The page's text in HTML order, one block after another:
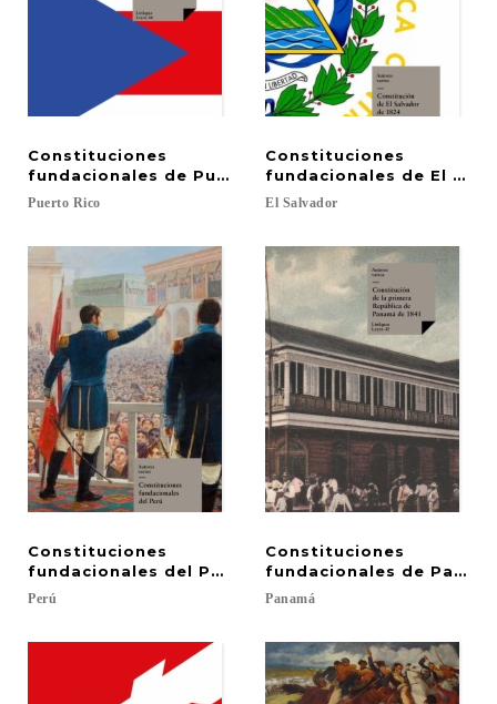
Constituciones
fundacionales de Puerto Rico
Puerto Rico
Constituciones
fundacionales de El
El Salvador
Constituciones
fundacionales del Perú
Perú
Constituciones
fundacionales de
Panamá